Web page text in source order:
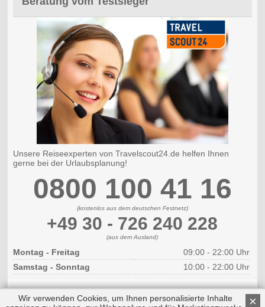
Unsere Reiseexperten von Travelscout24.de helfen Ihnen
gerne bei der Urlaubsplanung!
0800 100 41 16
(kostenlos aus dem deutschen Festnetz)
+49 30 - 726 240 228
(aus dem Ausland)
Montag - Freitag
09:00 - 22:00 Uhr
Samstag - Sonntag
10:00 - 22:00 Uhr
×
Wir verwenden Cookies, um Ihnen personalisierte Inhalte